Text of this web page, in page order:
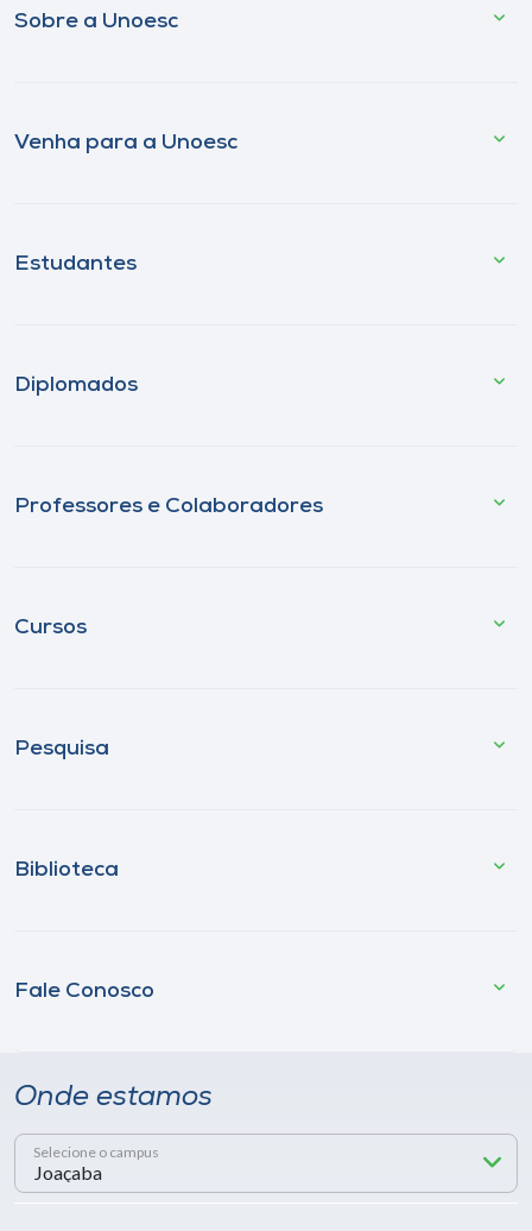
Sobre a Unoesc
Venha para a Unoesc
Estudantes
Diplomados
Professores e Colaboradores
Cursos
Pesquisa
Biblioteca
Fale Conosco
Onde estamos
Selecione o campus